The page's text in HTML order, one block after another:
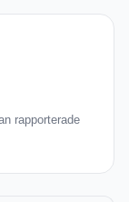
rapporterade